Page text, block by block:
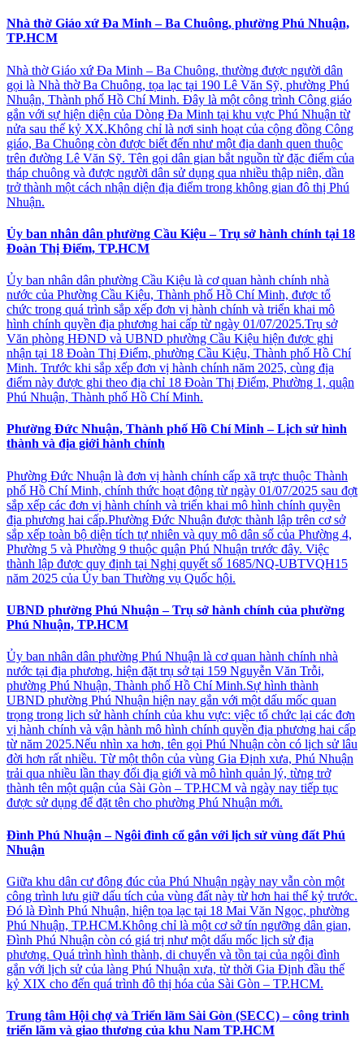
Nhà thờ Giáo xứ Đa Minh – Ba Chuông, phường Phú Nhuận,
TP.HCM
Nhà thờ Giáo xứ Đa Minh – Ba Chuông, thường được người dân
gọi là Nhà thờ Ba Chuông, tọa lạc tại 190 Lê Văn Sỹ, phường Phú
Nhuận, Thành phố Hồ Chí Minh. Đây là một công trình Công giáo
gắn với sự hiện diện của Dòng Đa Minh tại khu vực Phú Nhuận từ
nửa sau thế kỷ XX.Không chỉ là nơi sinh hoạt của cộng đồng Công
giáo, Ba Chuông còn được biết đến như một địa danh quen thuộc
trên đường Lê Văn Sỹ. Tên gọi dân gian bắt nguồn từ đặc điểm của
tháp chuông và được người dân sử dụng qua nhiều thập niên, dần
trở thành một cách nhận diện địa điểm trong không gian đô thị Phú
Nhuận.
Ủy ban nhân dân phường Cầu Kiệu – Trụ sở hành chính tại 18
Đoàn Thị Điểm, TP.HCM
Ủy ban nhân dân phường Cầu Kiệu là cơ quan hành chính nhà
nước của Phường Cầu Kiệu, Thành phố Hồ Chí Minh, được tổ
chức trong quá trình sắp xếp đơn vị hành chính và triển khai mô
hình chính quyền địa phương hai cấp từ ngày 01/07/2025.Trụ sở
Văn phòng HĐND và UBND phường Cầu Kiệu hiện được ghi
nhận tại 18 Đoàn Thị Điểm, phường Cầu Kiệu, Thành phố Hồ Chí
Minh. Trước khi sắp xếp đơn vị hành chính năm 2025, cùng địa
điểm này được ghi theo địa chỉ 18 Đoàn Thị Điểm, Phường 1, quận
Phú Nhuận, Thành phố Hồ Chí Minh.
Phường Đức Nhuận, Thành phố Hồ Chí Minh – Lịch sử hình
thành và địa giới hành chính
Phường Đức Nhuận là đơn vị hành chính cấp xã trực thuộc Thành
phố Hồ Chí Minh, chính thức hoạt động từ ngày 01/07/2025 sau đợt
sắp xếp các đơn vị hành chính và triển khai mô hình chính quyền
địa phương hai cấp.Phường Đức Nhuận được thành lập trên cơ sở
sắp xếp toàn bộ diện tích tự nhiên và quy mô dân số của Phường 4,
Phường 5 và Phường 9 thuộc quận Phú Nhuận trước đây. Việc
thành lập được quy định tại Nghị quyết số 1685/NQ-UBTVQH15
năm 2025 của Ủy ban Thường vụ Quốc hội.
UBND phường Phú Nhuận – Trụ sở hành chính của phường
Phú Nhuận, TP.HCM
Ủy ban nhân dân phường Phú Nhuận là cơ quan hành chính nhà
nước tại địa phương, hiện đặt trụ sở tại 159 Nguyễn Văn Trỗi,
phường Phú Nhuận, Thành phố Hồ Chí Minh.Sự hình thành
UBND phường Phú Nhuận hiện nay gắn với một dấu mốc quan
trọng trong lịch sử hành chính của khu vực: việc tổ chức lại các đơn
vị hành chính và vận hành mô hình chính quyền địa phương hai cấp
từ năm 2025.Nếu nhìn xa hơn, tên gọi Phú Nhuận còn có lịch sử lâu
đời hơn rất nhiều. Từ một thôn của vùng Gia Định xưa, Phú Nhuận
trải qua nhiều lần thay đổi địa giới và mô hình quản lý, từng trở
thành tên một quận của Sài Gòn – TP.HCM và ngày nay tiếp tục
được sử dụng để đặt tên cho phường Phú Nhuận mới.
Đình Phú Nhuận – Ngôi đình cổ gắn với lịch sử vùng đất Phú
Nhuận
Giữa khu dân cư đông đúc của Phú Nhuận ngày nay vẫn còn một
công trình lưu giữ dấu tích của vùng đất này từ hơn hai thế kỷ trước.
Đó là Đình Phú Nhuận, hiện tọa lạc tại 18 Mai Văn Ngọc, phường
Phú Nhuận, TP.HCM.Không chỉ là một cơ sở tín ngưỡng dân gian,
Đình Phú Nhuận còn có giá trị như một dấu mốc lịch sử địa
phương. Quá trình hình thành, di chuyển và tồn tại của ngôi đình
gắn với lịch sử của làng Phú Nhuận xưa, từ thời Gia Định đầu thế
kỷ XIX cho đến quá trình đô thị hóa của Sài Gòn – TP.HCM.
Trung tâm Hội chợ và Triển lãm Sài Gòn (SECC) – công trình
triển lãm và giao thương của khu Nam TP.HCM